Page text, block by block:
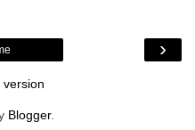
›
version
Blogger.